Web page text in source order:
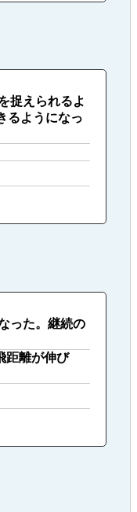
捉えられるよ
るようになっ
った。継続の
距離が伸び